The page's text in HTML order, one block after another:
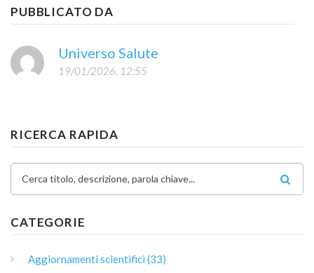
PUBBLICATO DA
Universo Salute
19/01/2026, 12:55
RICERCA RAPIDA
Cerca titolo, descrizione, parola chiave...
CATEGORIE
Aggiornamenti scientifici (33)